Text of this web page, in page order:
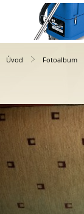
Úvod Fotoalbum